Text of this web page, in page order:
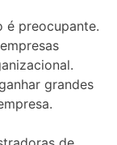
é preocupante.
grandes